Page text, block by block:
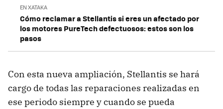
EN XATAKA
Cómo reclamar a Stellantis si eres un afectado por
los motores PureTech defectuosos: estos son los
pasos
Con esta nueva ampliación, Stellantis se hará
cargo de todas las reparaciones realizadas en
ese periodo siempre y cuando se pueda